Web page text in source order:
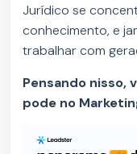
Jurídico se
conhecimento, e
trabalhar com
Pensando nisso,
pode no